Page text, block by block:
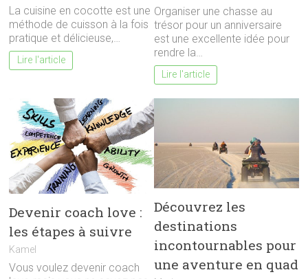
La cuisine en cocotte est une
méthode de cuisson à la fois
pratique et délicieuse,…
Lire l'article
Organiser une chasse au
trésor pour un anniversaire
est une excellente idée pour
rendre la…
Lire l'article
Devenir coach love :
les étapes à suivre
Kamel
Vous voulez devenir coach
Découvrez les
destinations
incontournables pour
une aventure en quad